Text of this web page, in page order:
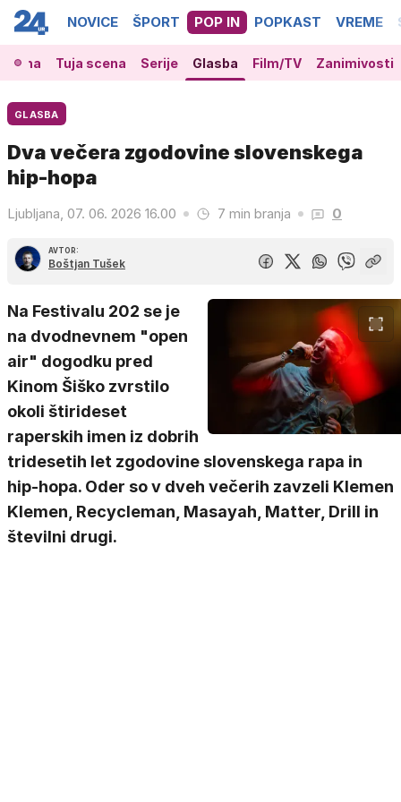
NOVICE ŠPORT POP IN POPKAST VREME
Tuja scena Serije Glasba Film/TV Zanimivosti
GLASBA
Dva večera zgodovine slovenskega
hip-hopa
Ljubljana, 07. 06. 2026 16.00 7 min branja 0
AVTOR:
Boštjan Tušek
Na Festivalu 202 se je
na dvodnevnem "open
air" dogodku pred
Kinom Šiško zvrstilo
okoli štirideset
raperskih imen iz dobrih
tridesetih let zgodovine slovenskega rapa in
hip-hopa. Oder so v dveh večerih zavzeli Klemen
Klemen, Recycleman, Masayah, Matter, Drill in
številni drugi.